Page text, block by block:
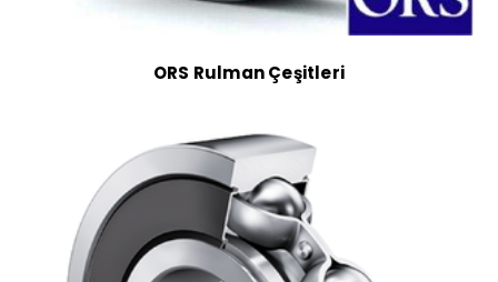
ORS Rulman Çeşitleri